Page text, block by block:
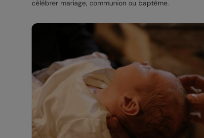
célébrer mariage, communion ou baptême.